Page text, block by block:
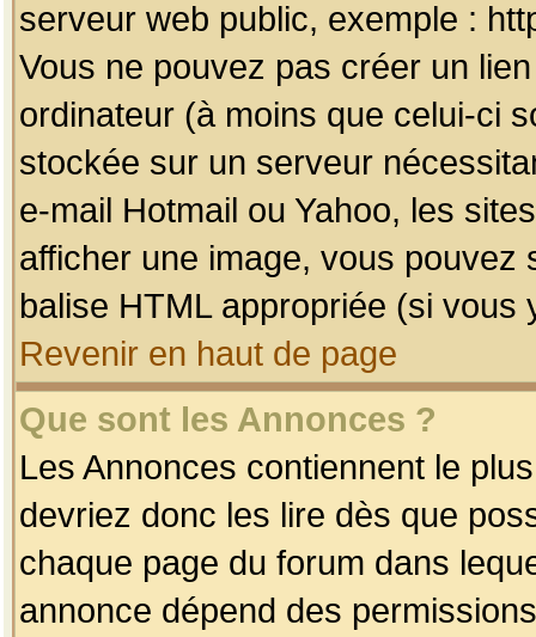
serveur web public, exemple :
Vous ne pouvez pas créer un
ordinateur (à moins que celui-ci
stockée sur un serveur
e-mail Hotmail ou Yahoo, les
afficher une image, vous pouvez
balise HTML appropriée (si vous
Revenir en haut de page
Que sont les Annonces ?
Les Annonces contiennent le
devriez donc les lire dès que
chaque page du forum dans
annonce dépend des